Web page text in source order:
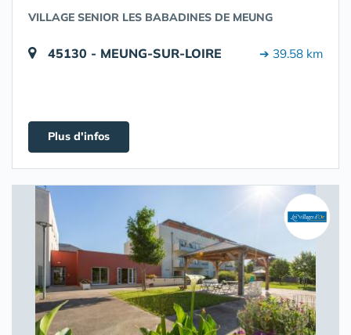
VILLAGE SENIOR LES BABADINES DE MEUNG
45130 - MEUNG-SUR-LOIRE ➔ 39.58 km
Plus d'infos